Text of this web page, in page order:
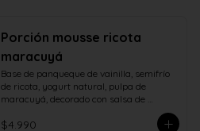
Porción mousse ricota
maracuyá
Base de panqueque de vainilla, semifrío
de ricota, yogurt natural, pulpa de
maracuyá, decorado con salsa de
$4.990